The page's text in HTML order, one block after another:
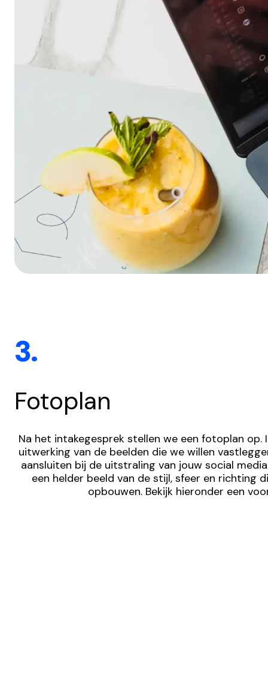
3.
Fotoplan
Na het intakegesprek stellen we een fotoplan op.
uitwerking van de beelden die we willen
aansluiten bij de uitstraling van jouw social
een helder beeld van de stijl, sfeer en richting
opbouwen. Bekijk hieronder een